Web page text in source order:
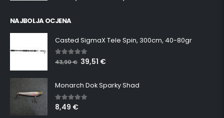
NAJBOLJA OCJENA
Casted SigmaX Tele Spin, 300cm, 40-80gr
5.00out of 5
43,90€ 39,51 €
Monarch Dok Sparky Shad
5.00 out of 5
8,49 €